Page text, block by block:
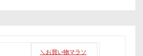
＼お買い物マラソ